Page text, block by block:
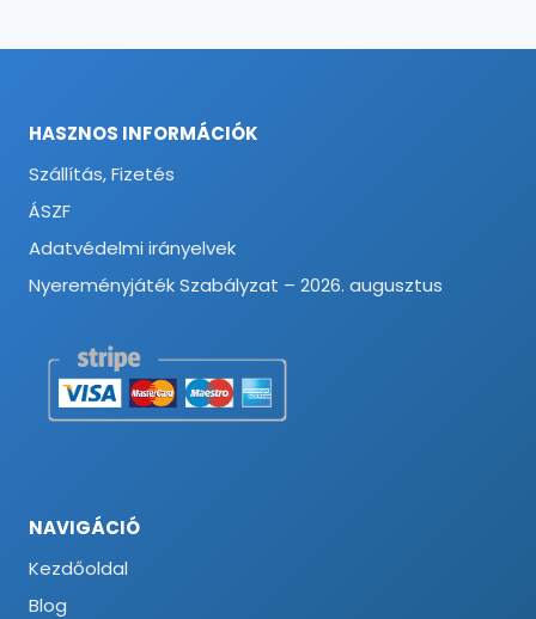
HASZNOS INFORMÁCIÓK
Szállítás, Fizetés
ÁSZF
Adatvédelmi irányelvek
Nyereményjáték Szabályzat – 2026. augusztus
NAVIGÁCIÓ
Kezdőoldal
Blog